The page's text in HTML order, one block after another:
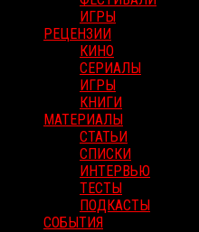
ИГРЫ
РЕЦЕНЗИИ
КИНО
СЕРИАЛЫ
ИГРЫ
КНИГИ
МАТЕРИАЛЫ
СТАТЬИ
СПИСКИ
ИНТЕРВЬЮ
ТЕСТЫ
ПОДКАСТЫ
СОБЫТИЯ